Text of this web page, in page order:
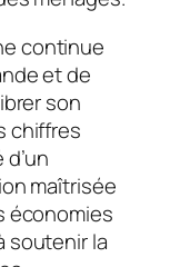
continue
et de
son
chiffres
maîtrisée
économies
soutenir la